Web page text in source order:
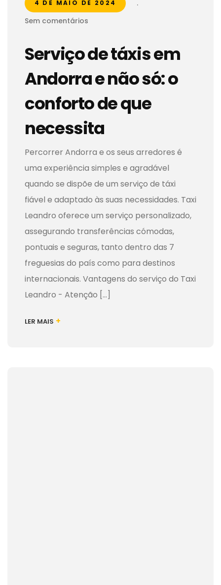
4 DE MAIO DE 2024
.
Sem comentários
Serviço de táxis em
Andorra e não só: o
conforto de que
necessita
Percorrer Andorra e os seus arredores é
uma experiência simples e agradável
quando se dispõe de um serviço de táxi
fiável e adaptado às suas necessidades. Taxi
Leandro oferece um serviço personalizado,
assegurando transferências cómodas,
pontuais e seguras, tanto dentro das 7
freguesias do país como para destinos
internacionais. Vantagens do serviço do Taxi
Leandro - Atenção [...]
LER MAIS +